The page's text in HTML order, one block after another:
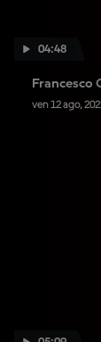
04:48
ven 12 ago,